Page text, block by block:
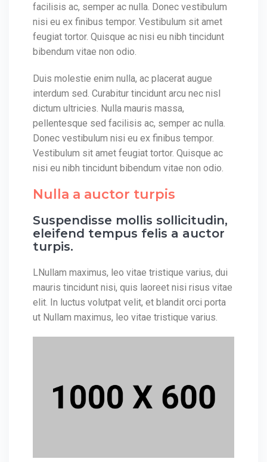
facilisis ac, semper ac nulla. Donec vestibulum
nisi eu ex finibus tempor. Vestibulum sit amet
feugiat tortor. Quisque ac nisi eu nibh tincidunt
bibendum vitae non odio.
Duis molestie enim nulla, ac placerat augue
interdum sed. Curabitur tincidunt arcu nec nisl
dictum ultricies. Nulla mauris massa,
pellentesque sed facilisis ac, semper ac nulla.
Donec vestibulum nisi eu ex finibus tempor.
Vestibulum sit amet feugiat tortor. Quisque ac
nisi eu nibh tincidunt bibendum vitae non odio.
Nulla a auctor turpis
Suspendisse mollis sollicitudin,
eleifend tempus felis a auctor
turpis.
LNullam maximus, leo vitae tristique varius, dui
mauris tincidunt nisi, quis laoreet nisi risus vitae
elit. In luctus volutpat velit, et blandit orci porta
ut Nullam maximus, leo vitae tristique varius.